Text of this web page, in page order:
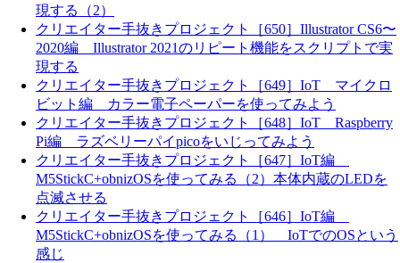
現する（2）
クリエイター手抜きプロジェクト［650］Illustrator CS6〜
2020編 Illustrator 2021のリピート機能をスクリプトで実
現する
クリエイター手抜きプロジェクト［649］IoT マイクロ
ビット編 カラー電子ペーパーを使ってみよう
クリエイター手抜きプロジェクト［648］IoT Raspberry
Pi編 ラズベリーパイpicoをいじってみよう
クリエイター手抜きプロジェクト［647］IoT編
M5StickC+obnizOSを使ってみる（2）本体内蔵のLEDを
点滅させる
クリエイター手抜きプロジェクト［646］IoT編
M5StickC+obnizOSを使ってみる（1） IoTでのOSという
感じ